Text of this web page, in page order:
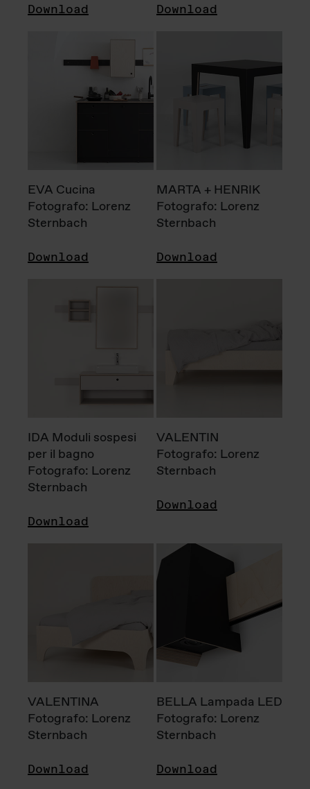
Download Download
EVA Cucina
Fotografo: Lorenz
Sternbach
Download
MARTA + HENRIK
Fotografo: Lorenz
Sternbach
Download
IDA Moduli sospesi
per il bagno
Fotografo: Lorenz
Sternbach
Download
VALENTIN
Fotografo: Lorenz
Sternbach
Download
VALENTINA
Fotografo: Lorenz
Sternbach
Download
BELLA Lampada LED
Fotografo: Lorenz
Sternbach
Download